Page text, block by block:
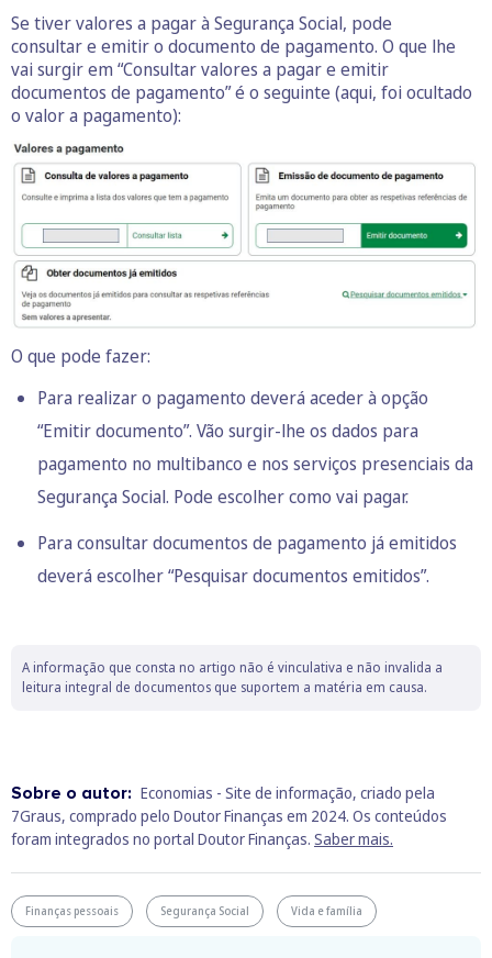
Se tiver valores a pagar à Segurança Social, pode
consultar e emitir o documento de pagamento. O que lhe
vai surgir em “Consultar valores a pagar e emitir
documentos de pagamento” é o seguinte (aqui, foi ocultado
o valor a pagamento):
O que pode fazer:
Para realizar o pagamento deverá aceder à opção
“Emitir documento”. Vão surgir-lhe os dados para
pagamento no multibanco e nos serviços presenciais da
Segurança Social. Pode escolher como vai pagar.
Para consultar documentos de pagamento já emitidos
deverá escolher “Pesquisar documentos emitidos”.
A informação que consta no artigo não é vinculativa e não invalida a
leitura integral de documentos que suportem a matéria em causa.
Sobre o autor: Economias - Site de informação, criado pela
7Graus, comprado pelo Doutor Finanças em 2024. Os conteúdos
foram integrados no portal Doutor Finanças. Saber mais.
Finanças pessoais Segurança Social Vida e família